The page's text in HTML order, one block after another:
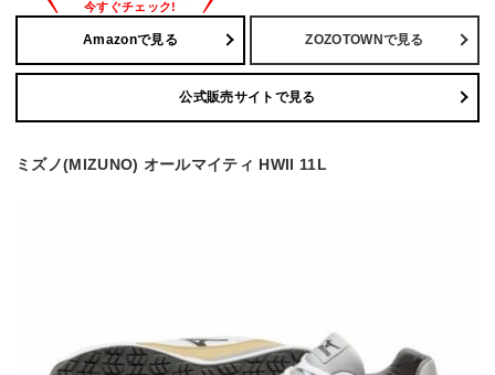
Amazonで見る ZOZOTOWNで見る
公式販売サイトで見る
ミズノ(MIZUNO) オールマイティ HWII 11L